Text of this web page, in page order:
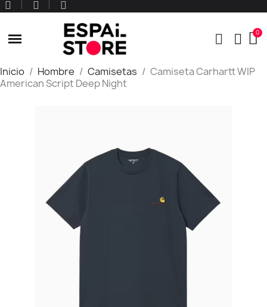
Inicio Hombre Camisetas
Camiseta Carhartt WIP
American Script Deep Night